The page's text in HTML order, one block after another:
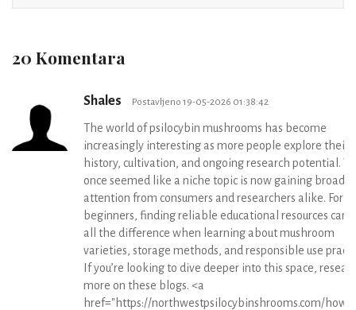
20 Komentara
Shales Postavljeno 19-05-2026 01:38:42
The world of psilocybin mushrooms has become
increasingly interesting as more people explore their
history, cultivation, and ongoing research potential.
once seemed like a niche topic is now gaining broader
attention from consumers and researchers alike. For
beginners, finding reliable educational resources can
all the difference when learning about mushroom
varieties, storage methods, and responsible use
If you’re looking to dive deeper into this space,
more on these blogs. <a
href="https://northwestpsilocybinshrooms.com/how-